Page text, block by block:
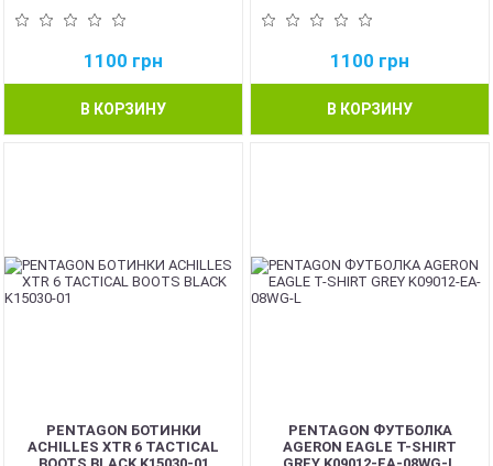
1100 грн
В КОРЗИНУ
1100 грн
В КОРЗИНУ
PENTAGON БОТИНКИ
ACHILLES XTR 6 TACTICAL
BOOTS BLACK K15030-01
PENTAGON ФУТБОЛКА
AGERON EAGLE T-SHIRT
GREY K09012-EA-08WG-L